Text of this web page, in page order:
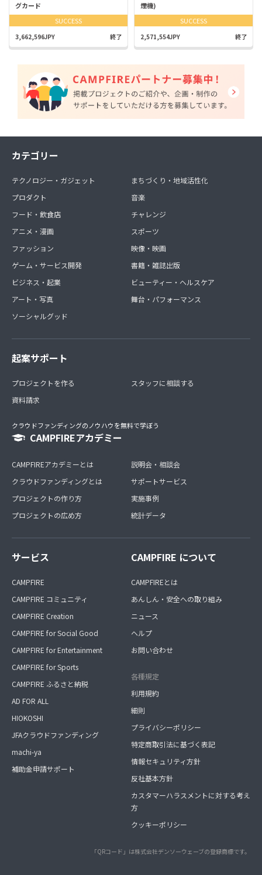
グカード
SUCCESS
3,662,596JPY 終了
煙機)
SUCCESS
2,571,554JPY 終了
カテゴリー
テクノロジー・ガジェット
プロダクト
フード・飲食店
アニメ・漫画
ファッション
ゲーム・サービス開発
ビジネス・起業
アート・写真
ソーシャルグッド
まちづくり・地域活性化
音楽
チャレンジ
スポーツ
映像・映画
書籍・雑誌出版
ビューティー・ヘルスケア
舞台・パフォーマンス
起案サポート
プロジェクトを作る
資料請求
スタッフに相談する
クラウドファンディングのノウハウを無料で学ぼう
CAMPFIREアカデミー
CAMPFIREアカデミーとは
クラウドファンディングとは
プロジェクトの作り方
プロジェクトの広め方
説明会・相談会
サポートサービス
実施事例
統計データ
サービス
CAMPFIRE
CAMPFIRE コミュニティ
CAMPFIRE Creation
CAMPFIRE for Social Good
CAMPFIRE for Entertainment
CAMPFIRE for Sports
CAMPFIRE ふるさと納税
AD FOR ALL
HIOKOSHI
JFAクラウドファンディング
machi-ya
補助金申請サポート
CAMPFIRE について
CAMPFIREとは
あんしん・安全への取り組み
ニュース
ヘルプ
お問い合わせ
各種規定
利用規約
細則
プライバシーポリシー
特定商取引法に基づく表記
情報セキュリティ方針
反社基本方針
カスタマーハラスメントに対する考え
方
クッキーポリシー
「QRコード」は株式会社デンソーウェーブの登録商標です。